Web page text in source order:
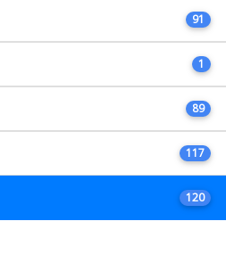
91
1
89
117
120